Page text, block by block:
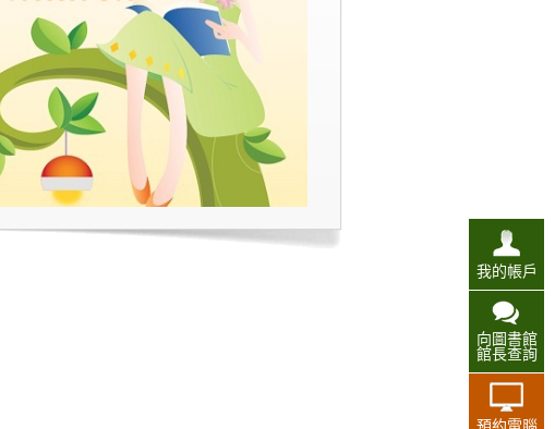
我的帳戶
向圖書館
館長查詢